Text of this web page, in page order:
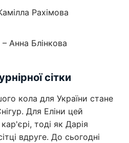
Рахімова
Анна Блінкова
сітки
кола для України стане
Для Еліни цей
тоді як Дарія
вдруге. До сьогодні